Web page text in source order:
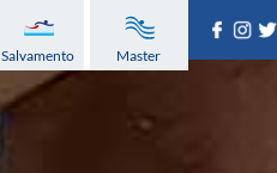
Salvamento Master